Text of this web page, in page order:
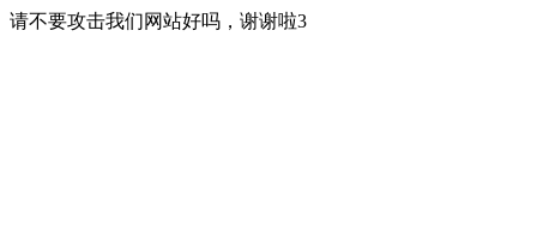
请不要攻击我们网站好吗，谢谢啦3